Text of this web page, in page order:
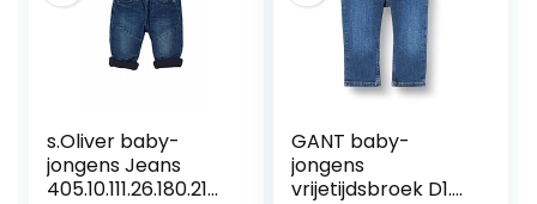
s.Oliver baby-
jongens Jeans
405.10.111.26.180.210
GANT baby-
jongens
vrijetijdsbroek D1.